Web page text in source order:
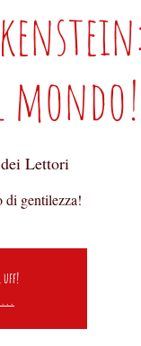
mondo!
Lettori
di gentilezza!
uff!